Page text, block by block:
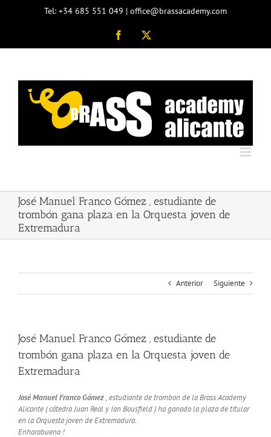
Tel: +34 685 551 049 | office@brassacademy.com
Facebook
José Manuel Franco Gómez , estudiante de
trombón gana plaza en la Orquesta joven de
Extremadura
Anterior Siguiente
José Manuel Franco Gómez , estudiante de
trombón gana plaza en la Orquesta joven de
Extremadura
José Manuel Franco Gómez, estudiante de trombon de la Brass Academy
Alicante ( cátedra Juan Real y Ian Bousfield ) ha ganado la plaza de titular
en la Orquesta joven de Extremadura.
Enhorabuena !